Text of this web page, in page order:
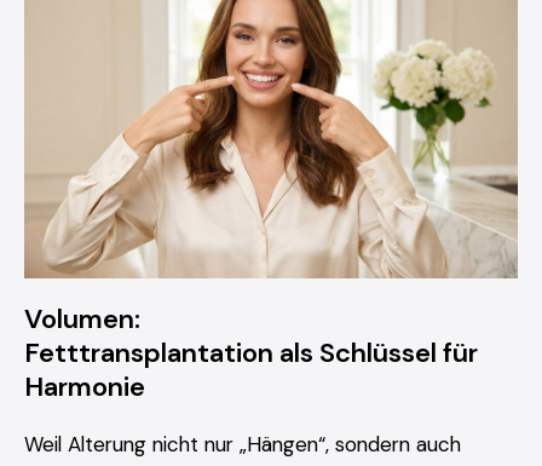
Volumen:
Fetttransplantation als Schlüssel für
Harmonie
Weil Alterung nicht nur „Hängen“, sondern auch